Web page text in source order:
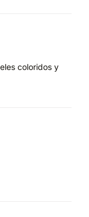
coloridos y